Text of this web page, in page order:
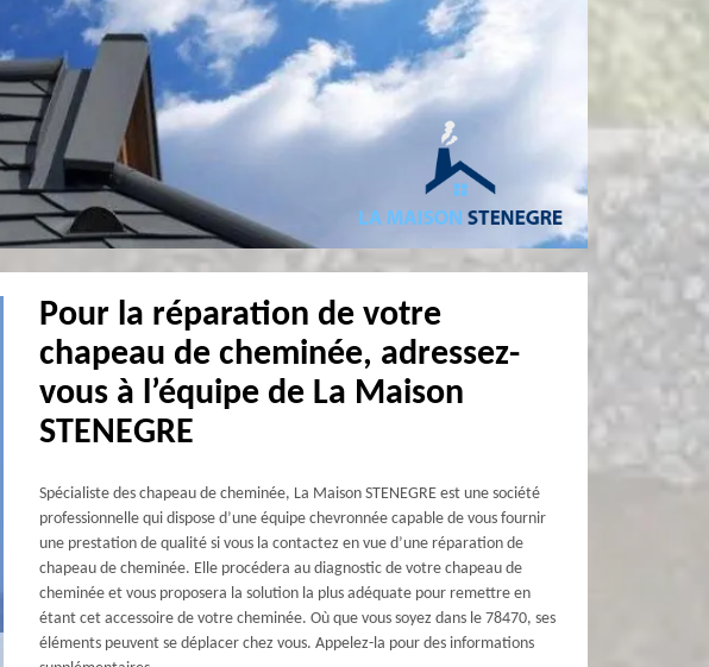
Pour la réparation de votre
chapeau de cheminée, adressez-
vous à l’équipe de La Maison
STENEGRE
Spécialiste des chapeau de cheminée, La Maison STENEGRE est une société
professionnelle qui dispose d’une équipe chevronnée capable de vous fournir
une prestation de qualité si vous la contactez en vue d’une réparation de
chapeau de cheminée. Elle procédera au diagnostic de votre chapeau de
cheminée et vous proposera la solution la plus adéquate pour remettre en
étant cet accessoire de votre cheminée. Où que vous soyez dans le 78470, ses
éléments peuvent se déplacer chez vous. Appelez-la pour des informations